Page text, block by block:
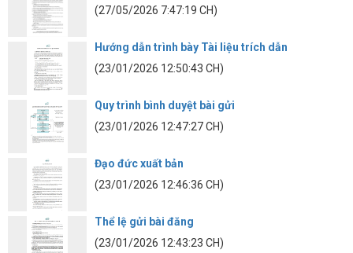
(27/05/2026 7:47:19 CH)
Hướng dẫn trình bày Tài liệu trích dẫn
(23/01/2026 12:50:43 CH)
Quy trình bình duyệt bài gửi
(23/01/2026 12:47:27 CH)
Đạo đức xuất bản
(23/01/2026 12:46:36 CH)
Thể lệ gửi bài đăng
(23/01/2026 12:43:23 CH)